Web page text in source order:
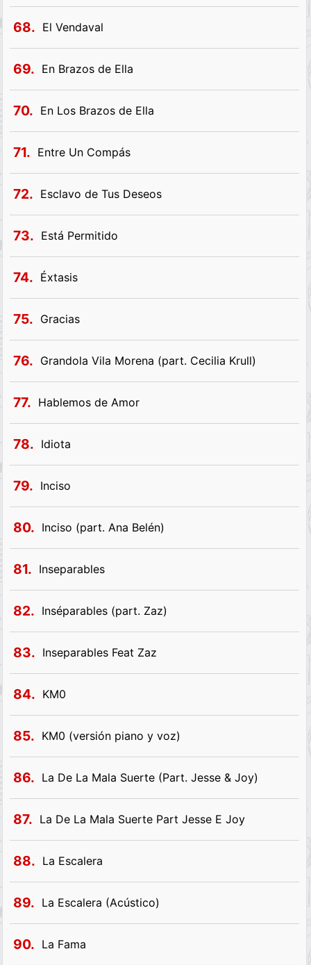
68. El Vendaval
69. En Brazos de Ella
70. En Los Brazos de Ella
71. Entre Un Compás
72. Esclavo de Tus Deseos
73. Está Permitido
74. Éxtasis
75. Gracias
76. Grandola Vila Morena (part. Cecilia Krull)
77. Hablemos de Amor
78. Idiota
79. Inciso
80. Inciso (part. Ana Belén)
81. Inseparables
82. Inséparables (part. Zaz)
83. Inseparables Feat Zaz
84. KM0
85. KM0 (versión piano y voz)
86. La De La Mala Suerte (Part. Jesse & Joy)
87. La De La Mala Suerte Part Jesse E Joy
88. La Escalera
89. La Escalera (Acústico)
90. La Fama